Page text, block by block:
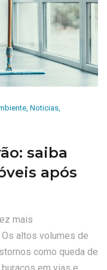
Noticias
saiba
após
mais
altos volumes de
como queda de